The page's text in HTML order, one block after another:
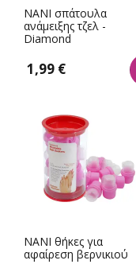
NANI σπάτουλα
ανάμειξης τζελ -
Diamond
1,99 €
NANI θήκες για
αφαίρεση βερνικιού